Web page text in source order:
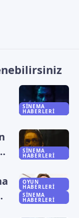
SINEMA
HABERLERI
SINEMA
HABERLERI
OYUN
HABERLERI
SINEMA
HABERLERI